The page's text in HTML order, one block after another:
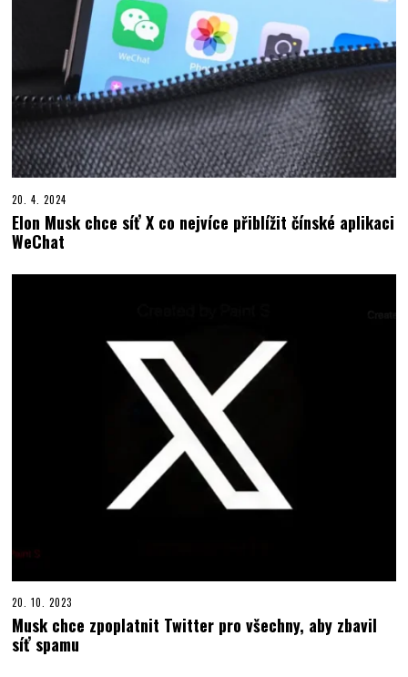
20. 4. 2024
Elon Musk chce síť X co nejvíce přiblížit čínské aplikaci
WeChat
20. 10. 2023
Musk chce zpoplatnit Twitter pro všechny, aby zbavil
síť spamu